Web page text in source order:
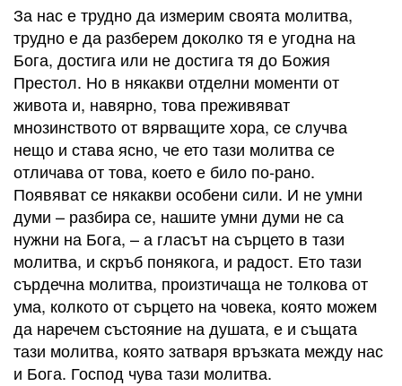
За нас е трудно да измерим своята молитва,
трудно е да разберем доколко тя е угодна на
Бога, достига или не достига тя до Божия
Престол. Но в някакви отделни моменти от
живота и, навярно, това преживяват
мнозинството от вярващите хора, се случва
нещо и става ясно, че ето тази молитва се
отличава от това, което е било по-рано.
Появяват се някакви особени сили. И не умни
думи – разбира се, нашите умни думи не са
нужни на Бога, – а гласът на сърцето в тази
молитва, и скръб понякога, и радост. Ето тази
сърдечна молитва, произтичаща не толкова от
ума, колкото от сърцето на човека, която можем
да наречем състояние на душата, е и същата
тази молитва, която затваря връзката между нас
и Бога. Господ чува тази молитва.